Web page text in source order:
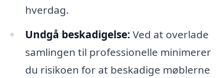
hverdag.
Undgå beskadigelse: Ved at overlade
samlingen til professionelle minimerer
du risikoen for at beskadige møblerne